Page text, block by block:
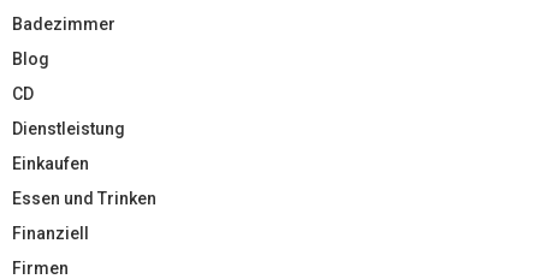
Badezimmer
Blog
CD
Dienstleistung
Einkaufen
Essen und Trinken
Finanziell
Firmen